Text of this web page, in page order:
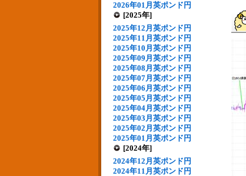
2026年01月英ポンド円
[2025年]
2025年12月英ポンド円
2025年11月英ポンド円
2025年10月英ポンド円
2025年09月英ポンド円
2025年08月英ポンド円
2025年07月英ポンド円
2025年06月英ポンド円
2025年05月英ポンド円
2025年04月英ポンド円
2025年03月英ポンド円
2025年02月英ポンド円
2025年01月英ポンド円
[2024年]
2024年12月英ポンド円
2024年11月英ポンド円